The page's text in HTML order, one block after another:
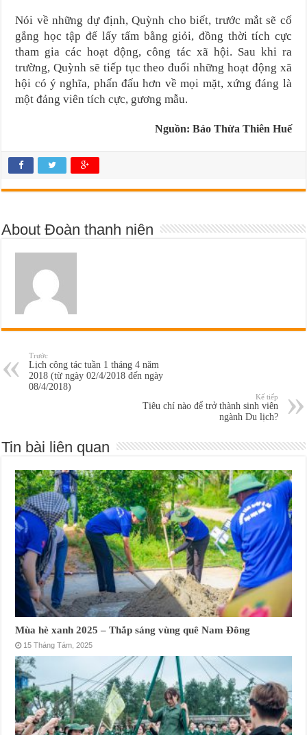
Nói về những dự định, Quỳnh cho biết, trước mắt sẽ cố
gắng học tập để lấy tấm bằng giỏi, đồng thời tích cực
tham gia các hoạt động, công tác xã hội. Sau khi ra
trường, Quỳnh sẽ tiếp tục theo đuổi những hoạt động xã
hội có ý nghĩa, phấn đấu hơn về mọi mặt, xứng đáng là
một đảng viên tích cực, gương mẫu.
Nguồn: Báo Thừa Thiên Huế
About Đoàn thanh niên
Trước
Lịch công tác tuần 1 tháng 4 năm
2018 (từ ngày 02/4/2018 đến ngày
08/4/2018)
Kế tiếp
Tiêu chí nào để trở thành sinh viên
ngành Du lịch?
Tin bài liên quan
Mùa hè xanh 2025 – Thắp sáng vùng quê Nam Đông
15 Tháng Tám, 2025